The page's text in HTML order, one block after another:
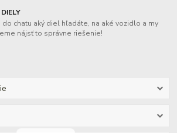
do chatu aký diel hľadáte, na aké vozidlo a my
nájsť to správne riešenie!